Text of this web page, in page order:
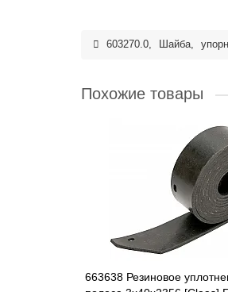
603270.0, Шайба,
Похожие товары
663638 Резиновое